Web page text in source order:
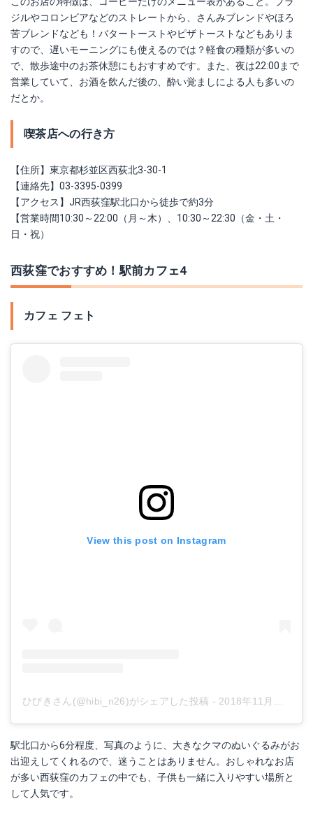
ジルやコロンビアなどのストレートから、さんみブレンドやほろ
苦ブレンドなども！バタートーストやピザトーストなどもありま
すので、遅いモーニングにも使えるのでは？軽食の種類が多いの
で、散歩途中のお茶休憩にもおすすめです。また、夜は22:00まで
営業していて、お酒を飲んだ後の、酔い覚ましによる人も多いの
だとか。
喫茶店への行き方
【住所】東京都杉並区西荻北3-30-1
【連絡先】03-3395-0399
【アクセス 】JR西荻窪駅北口から徒歩で約3分
【営業時間10:30～22:00（月～木）、 10:30～22:30（金・土・
日・祝）
西荻窪でおすすめ！駅前カフェ4
カフェ フェト
View this post on Instagram
ひびきさん(@hibi_n26)がシェアした投稿 - 2018年11月月10日午後4時44分PST
駅北口から6分程度、写真のように、大きなクマのぬいぐるみがお
出迎えしてくれるので、迷うことはありません。おしゃれなお店
が多い西荻窪のカフェの中でも、子供も一緒に入りやすい場所と
して人気です。